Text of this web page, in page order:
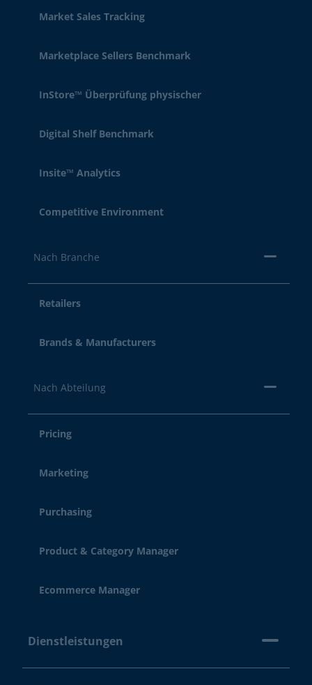
Market Sales Tracking
Marketplace Sellers Benchmark
InStore™ Überprüfung physischer
Digital Shelf Benchmark
Insite™ Analytics
Competitive Environment
Nach Branche
Retailers
Brands & Manufacturers
Nach Abteilung
Pricing
Marketing
Purchasing
Product & Category Manager
Ecommerce Manager
Dienstleistungen